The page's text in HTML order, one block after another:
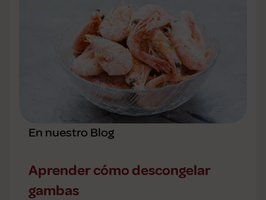
En nuestro Blog
Aprender cómo descongelar
gambas